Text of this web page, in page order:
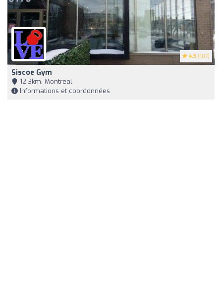
4.3 (107)
Siscoe Gym
12,3km, Montreal
Informations et coordonnées